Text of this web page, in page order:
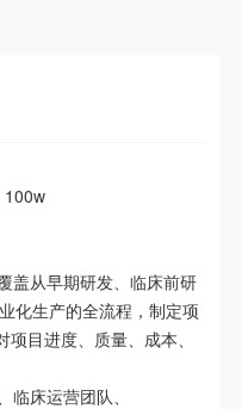
100w
盖从早期研发、临床前研
化生产的全流程，制定项
目进度、质量、成本、
床运营团队、